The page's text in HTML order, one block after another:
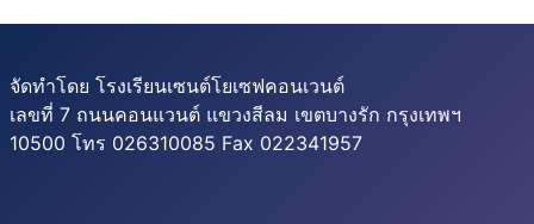
จัดทำโดย โรงเรียนเซนต์โยเซฟคอนเวนต์
เลขที่ 7 ถนนคอนแวนต์ แขวงสีลม เขตบางรัก กรุงเทพฯ
10500 โทร 026310085 Fax 022341957